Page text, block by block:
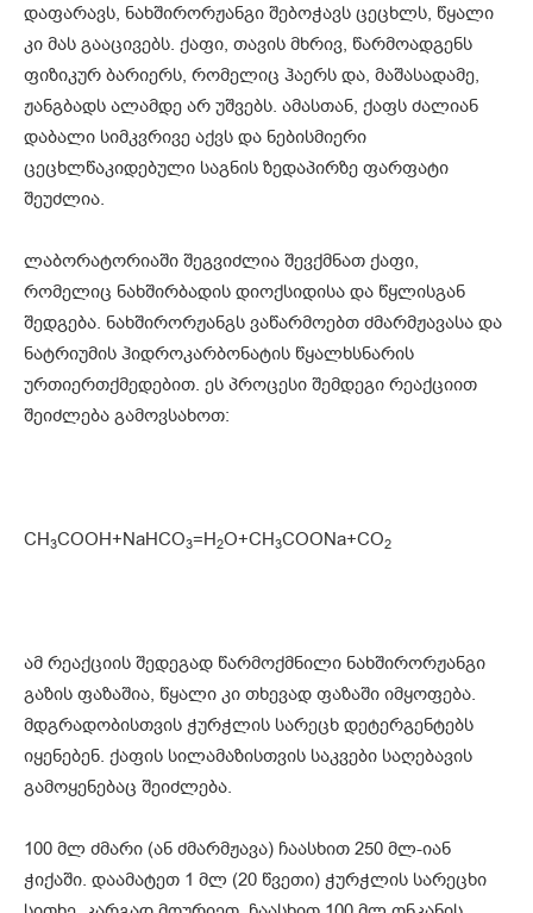
დაფარავს, ნახშირორჟანგი შებოჭავს ცეცხლს, წყალი
კი მას გააცივებს. ქაფი, თავის მხრივ, წარმოადგენს
ფიზიკურ ბარიერს, რომელიც ჰაერს და, მაშასადამე,
ჟანგბადს ალამდე არ უშვებს. ამასთან, ქაფს ძალიან
დაბალი სიმკვრივე აქვს და ნებისმიერი
ცეცხლწაკიდებული საგნის ზედაპირზე ფარფატი
შეუძლია.
ლაბორატორიაში შეგვიძლია შევქმნათ ქაფი,
რომელიც ნახშირბადის დიოქსიდისა და წყლისგან
შედგება. ნახშირორჟანგს ვაწარმოებთ ძმარმჟავასა და
ნატრიუმის ჰიდროკარბონატის წყალხსნარის
ურთიერთქმედებით. ეს პროცესი შემდეგი რეაქციით
შეიძლება გამოვსახოთ:
CH3COOH+NaHCO3=H2O+CH3COONa+CO2
ამ რეაქციის შედეგად წარმოქმნილი ნახშირორჟანგი
გაზის ფაზაშია, წყალი კი თხევად ფაზაში იმყოფება.
მდგრადობისთვის ჭურჭლის სარეცხ დეტერგენტებს
იყენებენ. ქაფის სილამაზისთვის საკვები საღებავის
გამოყენებაც შეიძლება.
100 მლ ძმარი (ან ძმარმჟავა) ჩაასხით 250 მლ-იან
ჭიქაში. დაამატეთ 1 მლ (20 წვეთი) ჭურჭლის სარეცხი